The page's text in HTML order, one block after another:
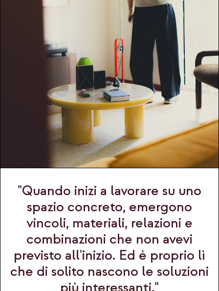
"Quando inizi a lavorare su uno
spazio concreto, emergono
vincoli, materiali, relazioni e
combinazioni che non avevi
previsto all'inizio. Ed è proprio lì
che di solito nascono le soluzioni